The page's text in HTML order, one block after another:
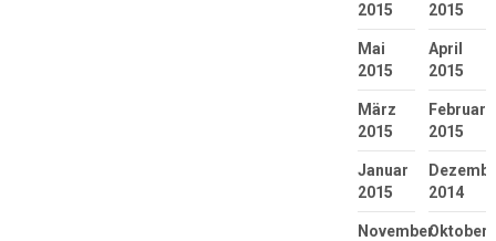
2015
2015
Mai
2015
April
2015
März
2015
Februar
2015
Januar
2015
2014
NovemberOktober